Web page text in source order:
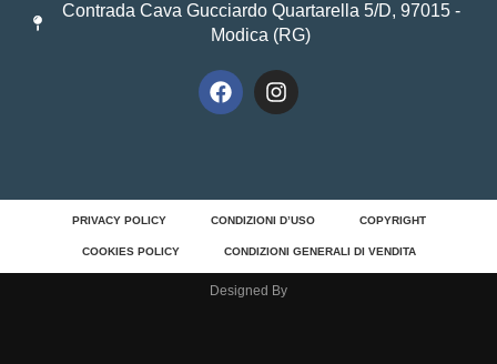
Contrada Cava Gucciardo Quartarella 5/D, 97015 -
Modica (RG)
PRIVACY POLICY CONDIZIONI D’USO COPYRIGHT
COOKIES POLICY CONDIZIONI GENERALI DI VENDITA
Designed By